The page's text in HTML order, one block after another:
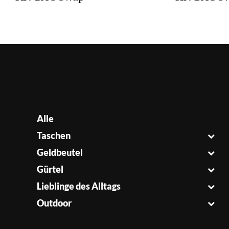
Alle
Taschen
Geldbeutel
Gürtel
Lieblinge des Alltags
Outdoor